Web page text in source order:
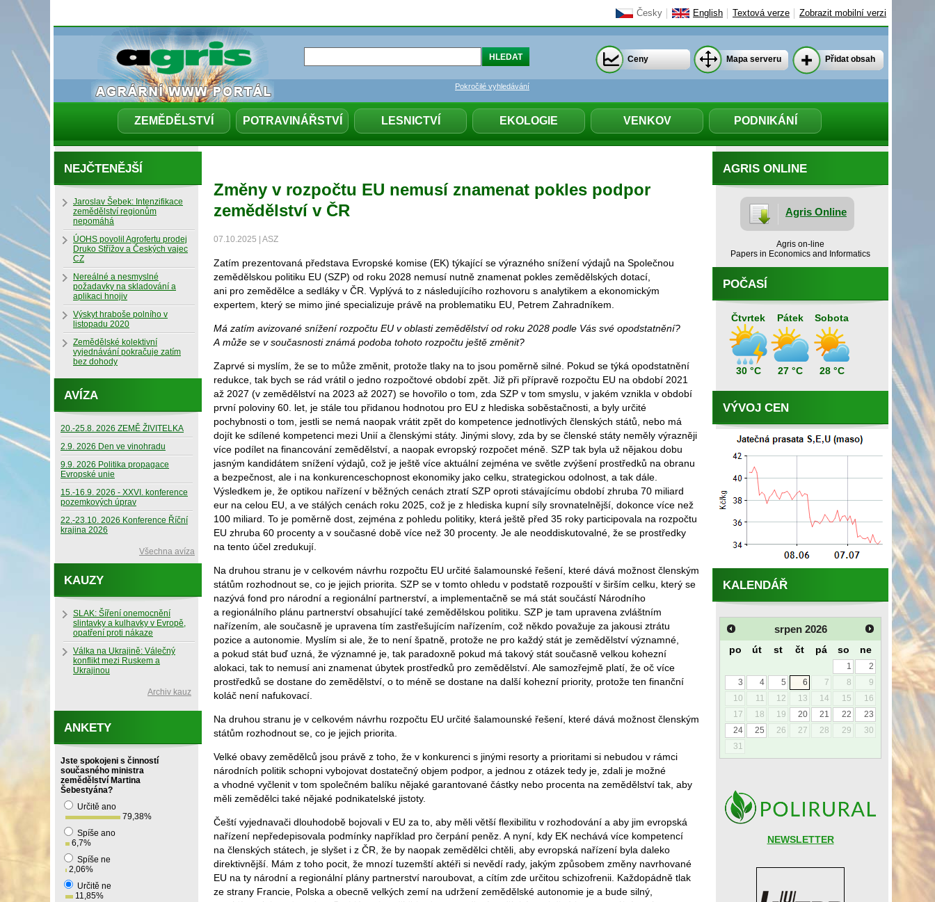
Česky English Textová verze Zobrazit mobilní verzi
ZEMĚDĚLSTVÍ POTRAVINÁŘSTVÍ LESNICTVÍ EKOLOGIE VENKOV PODNIKÁNÍ
Pokročilé vyhledávání
Ceny Mapa serveru Přidat obsah
Změny v rozpočtu EU nemusí znamenat pokles podpor
zemědělství v ČR
07.10.2025 | ASZ
Zatím prezentovaná představa Evropské komise (EK) týkající se výrazného snížení výdajů na Společnou
zemědělskou politiku EU (SZP) od roku 2028 nemusí nutně znamenat pokles zemědělských dotací,
ani pro zemědělce a sedláky v ČR. Vyplývá to z následujícího rozhovoru s analytikem a ekonomickým
expertem, který se mimo jiné specializuje právě na problematiku EU, Petrem Zahradníkem.
Má zatím avizované snížení rozpočtu EU v oblasti zemědělství od roku 2028 podle Vás své opodstatnění?
A může se v současnosti známá podoba tohoto rozpočtu ještě změnit?
Zaprvé si myslím, že se to může změnit, protože tlaky na to jsou poměrně silné. Pokud se týká opodstatnění
redukce, tak bych se rád vrátil o jedno rozpočtové období zpět. Již při přípravě rozpočtu EU na období 2021
až 2027 (v zemědělství na 2023 až 2027) se hovořilo o tom, zda SZP v tom smyslu, v jakém vznikla v období
první poloviny 60. let, je stále tou přidanou hodnotou pro EU z hlediska soběstačnosti, a byly určité
pochybnosti o tom, jestli se nemá naopak vrátit zpět do kompetence jednotlivých členských států, nebo má
dojít ke sdílené kompetenci mezi Unií a členskými státy. Jinými slovy, zda by se členské státy neměly výrazněji
více podílet na financování zemědělství, a naopak evropský rozpočet méně. SZP tak byla už nějakou dobu
jasným kandidátem snížení výdajů, což je ještě více aktuální zejména ve světle zvýšení prostředků na obranu
a bezpečnost, ale i na konkurenceschopnost ekonomiky jako celku, strategickou odolnost, a tak dále.
Výsledkem je, že optikou nařízení v běžných cenách ztratí SZP oproti stávajícímu období zhruba 70 miliard
eur na celou EU, a ve stálých cenách roku 2025, což je z hlediska kupní síly srovnatelnější, dokonce více než
100 miliard. To je poměrně dost, zejména z pohledu politiky, která ještě před 35 roky participovala na rozpočtu
EU zhruba 60 procenty a v současné době více než 30 procenty. Je ale neoddiskutovalné, že se prostředky
na tento účel zredukují.
Na druhou stranu je v celkovém návrhu rozpočtu EU určité šalamounské řešení, které dává možnost členským
státům rozhodnout se, co je jejich priorita. SZP se v tomto ohledu v podstatě rozpouští v širším celku, který se
nazývá fond pro národní a regionální partnerství, a implementačně se má stát součástí Národního
a regionálního plánu partnerství obsahující také zemědělskou politiku. SZP je tam upravena zvláštním
nařízením, ale současně je upravena tím zastřešujícím nařízením, což někdo považuje za jakousi ztrátu
pozice a autonomie. Myslím si ale, že to není špatně, protože ne pro každý stát je zemědělství významné,
a pokud stát buď uzná, že významné je, tak paradoxně pokud má takový stát současně velkou kohezní
alokaci, tak to nemusí ani znamenat úbytek prostředků pro zemědělství. Ale samozřejmě platí, že oč více
prostředků se dostane do zemědělství, o to méně se dostane na další kohezní priority, protože ten finanční
koláč není nafukovací.
Na druhou stranu je v celkovém návrhu rozpočtu EU určité šalamounské řešení, které dává možnost členským
státům rozhodnout se, co je jejich priorita.
Velké obavy zemědělců jsou právě z toho, že v konkurenci s jinými resorty a prioritami si nebudou v rámci
národních politik schopni vybojovat dostatečný objem podpor, a jednou z otázek tedy je, zdali je možné
a vhodné vyčlenit v tom společném balíku nějaké garantované částky nebo procenta na zemědělství tak, aby
měli zemědělci také nějaké podnikatelské jistoty.
Čeští vyjednavači dlouhodobě bojovali v EU za to, aby měli větší flexibilitu v rozhodování a aby jim evropská
nařízení nepředepisovala podmínky například pro čerpání peněz. A nyní, kdy EK nechává více kompetencí
na členských státech, je slyšet i z ČR, že by naopak zemědělci chtěli, aby evropská nařízení byla daleko
direktivnější. Mám z toho pocit, že mnozí tuzemští aktéři si nevědí rady, jakým způsobem změny navrhované
EU na ty národní a regionální plány partnerství naroubovat, a cítím zde určitou schizofrenii. Každopádně tlak
ze strany Francie, Polska a obecně velkých zemí na udržení zemědělské autonomie je a bude silný,
AGRIS ONLINE
Agris Online
Agris on-line
Papers in Economics and Informatics
POČASÍ
Čtvrtek
30 °C
Pátek
27 °C
Sobota
28 °C
VÝVOJ CEN
KALENDÁŘ
srpen 2026
po út st čt pá so ne
1
2
3
4 5 6 7 8
9
10
11 12 13 14 15
16
17
18 19 20 21 22
23
24
25 26 27 28 29
30
31
NEWSLETTER
NEJČTENĚJŠÍ
Jaroslav Šebek: Intenzifikace
zemědělství regionům
nepomáhá
ÚOHS povolil Agrofertu prodej
Druko Střížov a Českých vajec
CZ
Nereálné a nesmyslné
požadavky na skladování a
aplikaci hnojiv
Výskyt hraboše polního v
listopadu 2020
Zemědělské kolektivní
vyjednávání pokračuje zatím
bez dohody
AVÍZA
20.-25.8. 2026 ZEMĚ ŽIVITELKA
2.9. 2026 Den ve vinohradu
9.9. 2026 Politika propagace
Evropské unie
15.-16.9. 2026 - XXVI. konference
pozemkových úprav
22.-23.10. 2026 Konference Říční
krajina 2026
Všechna avíza
KAUZY
SLAK: Šíření onemocnění
slintavky a kulhavky v Evropě,
opatření proti nákaze
Válka na Ukrajině: Válečný
konflikt mezi Ruskem a
Ukrajinou
Archiv kauz
ANKETY
Jste spokojeni s činností
současného ministra
zemědělství Martina
Šebestyána?
Určitě ano
79,38%
Spíše ano
6,7%
Spíše ne
2,06%
Určitě ne
11,85%